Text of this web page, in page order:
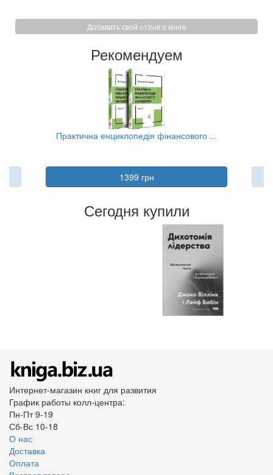
Добавить свой отзыв о книге
Рекомендуем
Практична енциклопедія фінансового ...
1399 грн
Сегодня купили
Интернет-магазин книг для развития
График работы колл-центра:
Пн-Пт 9-19
Сб-Вс 10-18
О нас
Доставка
Оплата